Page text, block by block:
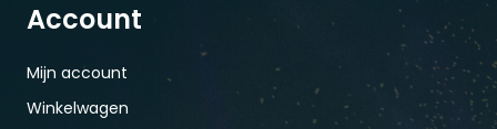
Account
Mijn account
Winkelwagen